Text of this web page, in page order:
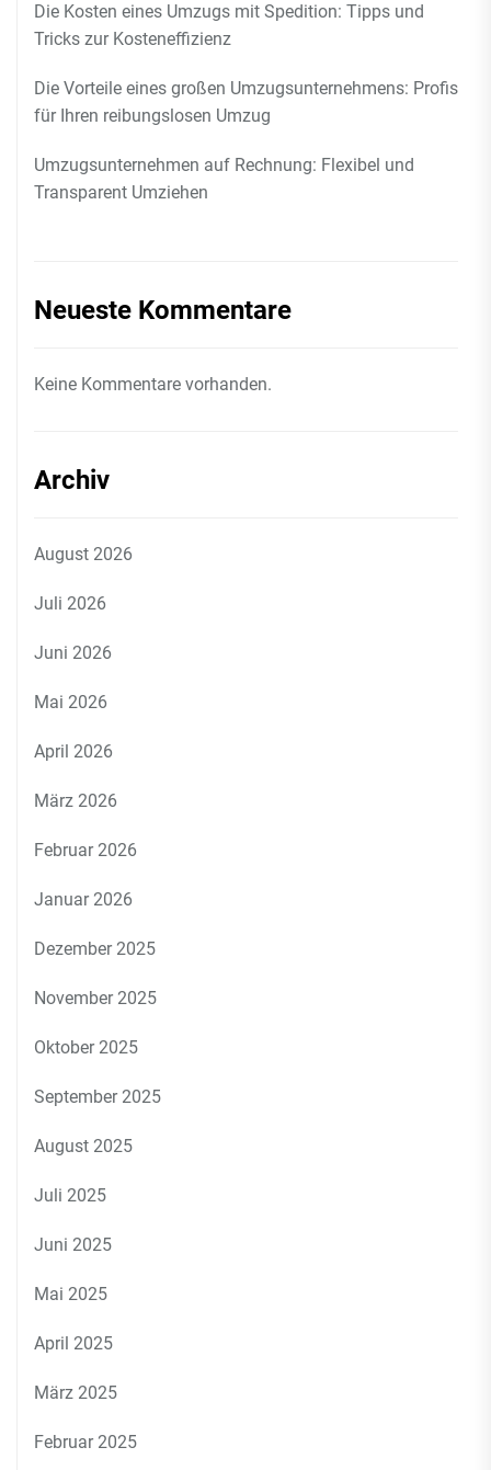
Die Kosten eines Umzugs mit Spedition: Tipps und
Tricks zur Kosteneffizienz
Die Vorteile eines großen Umzugsunternehmens: Profis
für Ihren reibungslosen Umzug
Umzugsunternehmen auf Rechnung: Flexibel und
Transparent Umziehen
Neueste Kommentare
Keine Kommentare vorhanden.
Archiv
August 2026
Juli 2026
Juni 2026
Mai 2026
April 2026
März 2026
Februar 2026
Januar 2026
Dezember 2025
November 2025
Oktober 2025
September 2025
August 2025
Juli 2025
Juni 2025
Mai 2025
April 2025
März 2025
Februar 2025